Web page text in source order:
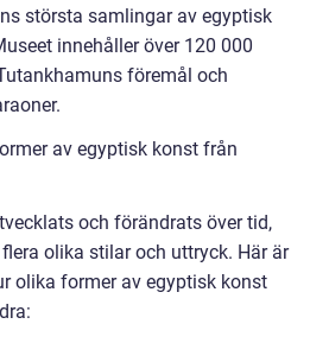
största samlingar av egyptisk
innehåller över 120 000
föremål och
av egyptisk konst från
och förändrats över tid,
olika stilar och uttryck. Här är
olika former av egyptisk konst